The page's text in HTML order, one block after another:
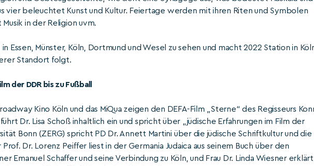
vier beleuchtet Kunst und Kultur. Feiertage werden mit ihren Riten und Symbolen
in der Religion uvm.
Essen, Münster, Köln, Dortmund und Wesel zu sehen und macht 2022 Station in
Standort folgt.
der DDR bis zu Fußball
Kino Köln und das MiQua zeigen den DEFA-Film „Sterne“ des Regisseurs
Dr. Lisa Schoß inhaltlich ein und spricht über „jüdische Erfahrungen im Film der
Bonn (ZERG) spricht PD Dr. Annett Martini über die jüdische Schriftkultur und die
Dr. Lorenz Peiffer liest in der Germania Judaica aus seinem Buch über den
Emanuel Schaffer und seine Verbindung zu Köln, und Frau Dr. Linda Wiesner erklärt